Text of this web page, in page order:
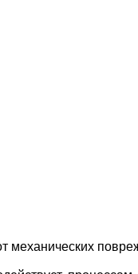
механических